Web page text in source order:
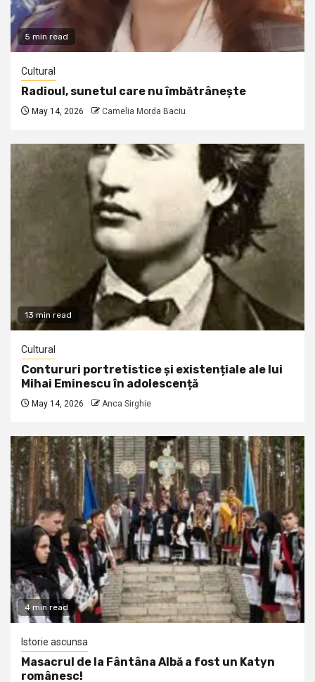
5 min read
Cultural
Radioul, sunetul care nu îmbătrânește
May 14, 2026 Camelia Morda Baciu
13 min read
Cultural
Contururi portretistice și existențiale ale lui
Mihai Eminescu în adolescență
May 14, 2026 Anca Sirghie
4 min read
Istorie ascunsa
Masacrul de la Fântâna Albă a fost un Katyn
românesc!